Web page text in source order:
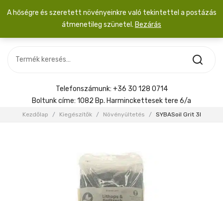
SZOBANÖVÉNY
KIEGÉSZÍTŐK
Menyasszonyi csokor
Telefonszámunk: +36 30 128 0714
Boltunk címe: 1082 Bp. Harminckettesek tere 6/a
Kezdőlap / Kiegészítők / Növényültetés / SYBASoil Grit 3l
A hőségre és szeretett növényeinkre való tekintettel a postázás
átmenetileg szünetel. Bezárás